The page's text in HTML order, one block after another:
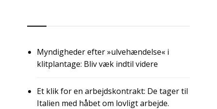
Myndigheder efter »ulvehændelse« i
klitplantage: Bliv væk indtil videre
Et klik for en arbejdskontrakt: De tager til
Italien med håbet om lovligt arbejde.